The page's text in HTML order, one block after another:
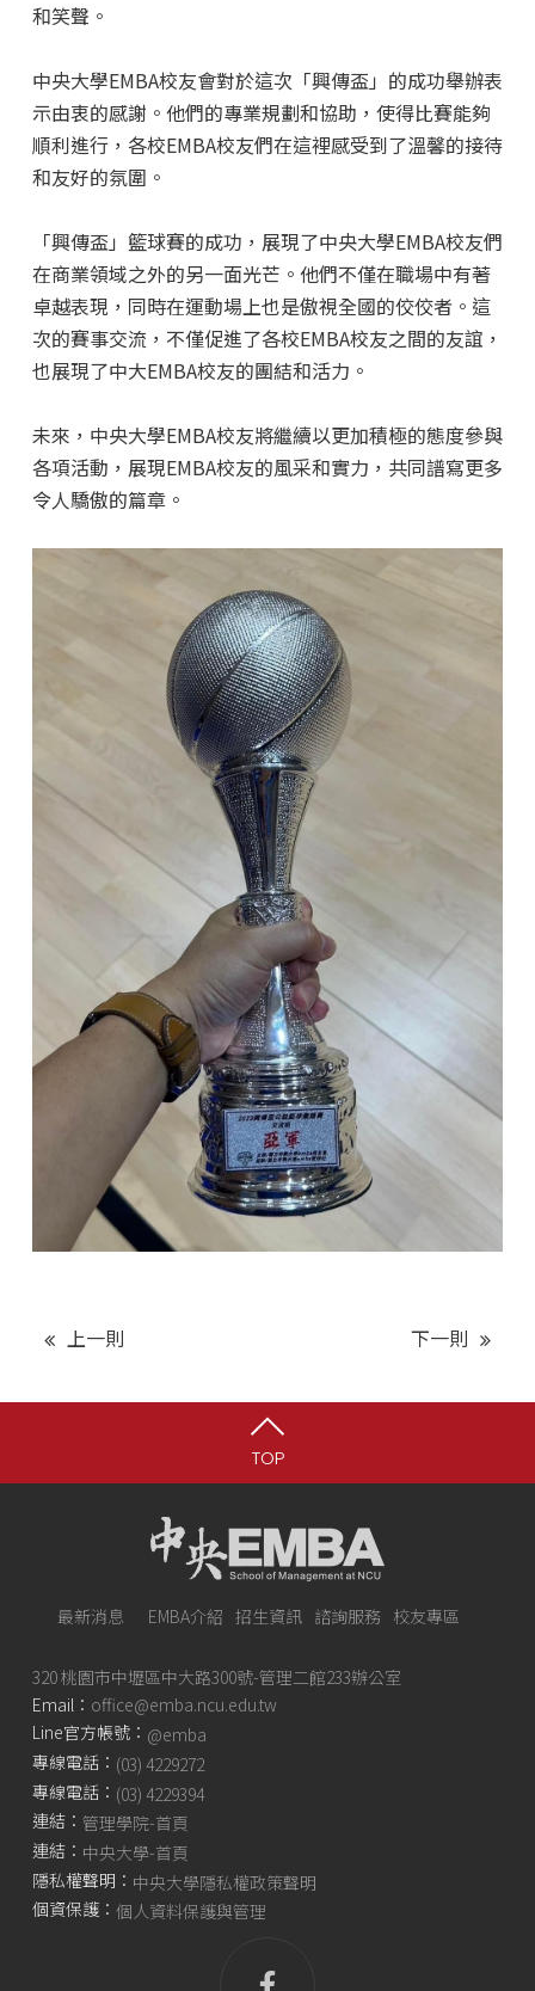
和笑聲。
中央大學EMBA校友會對於這次「興傳盃」的成功舉辦表
示由衷的感謝。他們的專業規劃和協助，使得比賽能夠
順利進行，各校EMBA校友們在這裡感受到了溫馨的接待
和友好的氛圍。
「興傳盃」籃球賽的成功，展現了中央大學EMBA校友們
在商業領域之外的另一面光芒。他們不僅在職場中有著
卓越表現，同時在運動場上也是傲視全國的佼佼者。這
次的賽事交流，不僅促進了各校EMBA校友之間的友誼，
也展現了中大EMBA校友的團結和活力。
未來，中央大學EMBA校友將繼續以更加積極的態度參與
各項活動，展現EMBA校友的風采和實力，共同譜寫更多
令人驕傲的篇章。
上一則 下一則
TOP
最新消息 EMBA介紹 招生資訊 諮詢服務 校友專區
320 桃園市中壢區中大路300號-管理二館233辦公室
Email： office@emba.ncu.edu.tw
Line官方帳號： @emba
專線電話： (03) 4229272
專線電話： (03) 4229394
連結： 管理學院-首頁
連結： 中央大學-首頁
隱私權聲明： 中央大學隱私權政策聲明
個資保護： 個人資料保護與管理